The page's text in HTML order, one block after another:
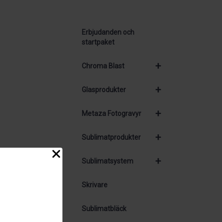
Erbjudanden och
startpaket
+
Chroma Blast
+
Glasprodukter
+
Metaza Fotogravyr
+
Sublimatprodukter
+
Sublimatsystem
Skrivare
Sublimatbläck